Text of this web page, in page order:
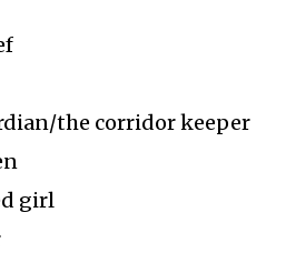
the corridor keeper
girl